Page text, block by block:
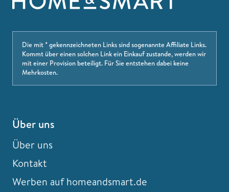
Die mit * gekennzeichneten Links sind sogenannte Affiliate Links.
Kommt über einen solchen Link ein Einkauf zustande, werden wir
mit einer Provision beteiligt. Für Sie entstehen dabei keine
Mehrkosten.
Über uns
Über uns
Kontakt
Werben auf homeandsmart.de